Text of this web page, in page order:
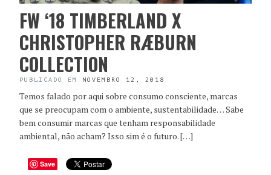
FW ‘18 TIMBERLAND X
CHRISTOPHER RÆBURN
COLLECTION
PUBLICADO EM NOVEMBRO 12, 2018
Temos falado por aqui sobre consumo consciente, marcas
que se preocupam com o ambiente, sustentabilidade… Sabe
bem consumir marcas que tenham responsabilidade
ambiental, não acham? Isso sim é o futuro. […]
Save